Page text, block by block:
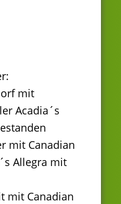
mit
Acadia´s
mit Canadian
Allegra mit
mit Canadian